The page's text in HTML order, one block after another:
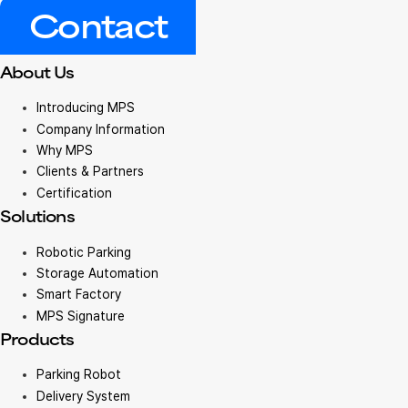
Contact
About Us
Introducing MPS
Company Information
Why MPS
Clients & Partners
Certification
Solutions
Robotic Parking
Storage Automation
Smart Factory
MPS Signature
Products
Parking Robot
Delivery System